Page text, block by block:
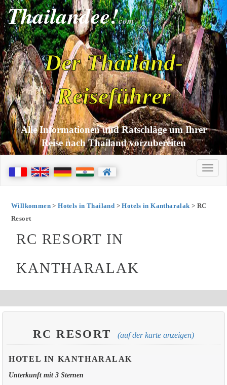
Thailandee!com
Der Thailand-
Reiseführer
Alle Informationen und Ratschläge um Ihrer
Reise nach Thailand vorzubereiten
Willkommen>Hotels in Thailand >Hotels in Kantharalak > RC
Resort
RC RESORT IN
KANTHARALAK
RC RESORT (auf der karte anzeigen)
HOTEL IN KANTHARALAK
Unterkunft mit 3 Sternen